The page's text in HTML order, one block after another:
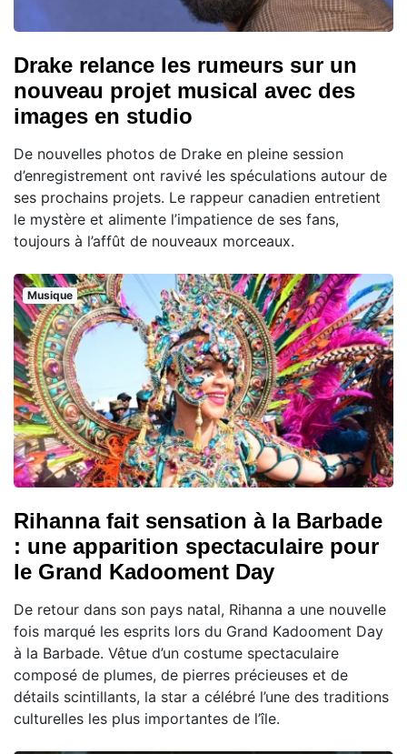
Drake relance les rumeurs sur un
nouveau projet musical avec des
images en studio
De nouvelles photos de Drake en pleine session
d’enregistrement ont ravivé les spéculations autour de
ses prochains projets. Le rappeur canadien entretient
le mystère et alimente l’impatience de ses fans,
toujours à l’affût de nouveaux morceaux.
Musique
Rihanna fait sensation à la Barbade
: une apparition spectaculaire pour
le Grand Kadooment Day
De retour dans son pays natal, Rihanna a une nouvelle
fois marqué les esprits lors du Grand Kadooment Day
à la Barbade. Vêtue d’un costume spectaculaire
composé de plumes, de pierres précieuses et de
détails scintillants, la star a célébré l’une des traditions
culturelles les plus importantes de l’île.